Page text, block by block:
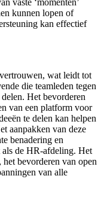
kunnen lopen of
kan effectief
wat leidt tot
die teamleden tegen
Het bevorderen
van een platform voor
te delen kan helpen
aanpakken van deze
benadering en
als de HR-afdeling. Het
bevorderen van open
van alle